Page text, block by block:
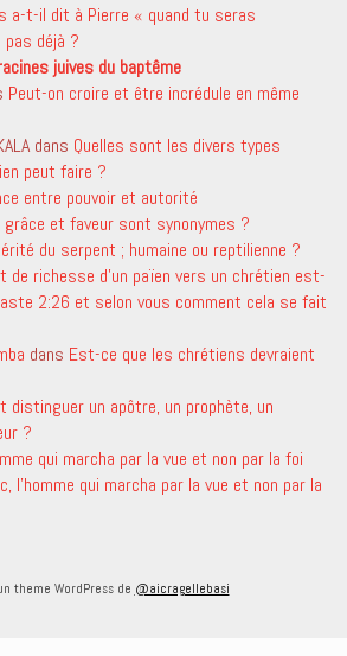
a-t-il dit à Pierre « quand tu seras
déjà ?
juives du baptême
Peut-on croire et être incrédule en même
dans Quelles sont les divers types
peut faire ?
entre pouvoir et autorité
et faveur sont synonymes ?
du serpent ; humaine ou reptilienne ?
de richesse d’un païen vers un chrétien est-
2:26 et selon vous comment cela se fait
dans Est-ce que les chrétiens devraient
distinguer un apôtre, un prophète, un
?
qui marcha par la vue et non par la foi
l’homme qui marcha par la vue et non par la
un theme WordPress de @aicragellebasi